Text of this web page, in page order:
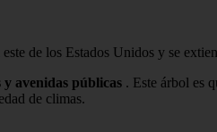
de los Estados Unidos y se
avenidas públicas . Este árbol es
de climas.